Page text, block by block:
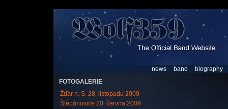
news band
biography
FOTOGALERIE
Žďár n. S. 28. listopadu 2009
Štěpánovice 20. června 2009